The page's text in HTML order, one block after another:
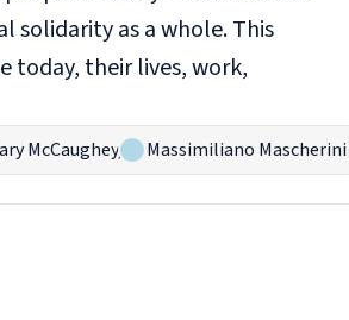
solidarity as a whole. This
today, their lives, work,
McCaughey, Massimiliano Mascherini